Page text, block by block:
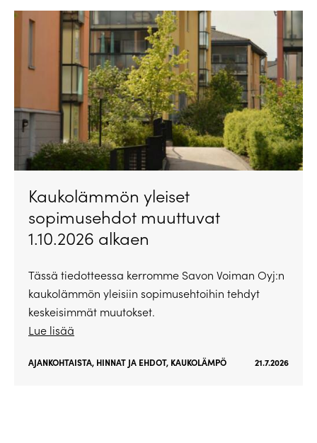
Kaukolämmön yleiset
sopimusehdot muuttuvat
1.10.2026 alkaen
Tässä tiedotteessa kerromme Savon Voiman Oyj:n
kaukolämmön yleisiin sopimusehtoihin tehdyt
keskeisimmät muutokset.
Lue lisää
AJANKOHTAISTA, HINNAT JA EHDOT, KAUKOLÄMPÖ 21.7.2026